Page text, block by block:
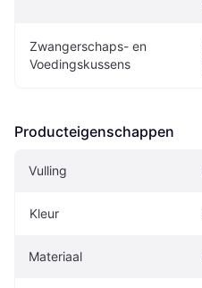
Zwangerschaps- en
Voedingskussens
Producteigenschappen
Vulling
Kleur
Materiaal